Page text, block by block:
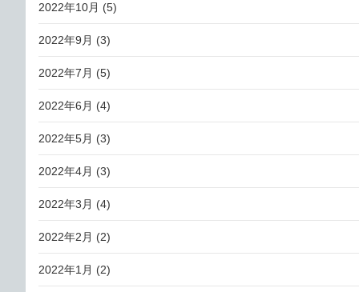
2022年10月 (5)
2022年9月 (3)
2022年7月 (5)
2022年6月 (4)
2022年5月 (3)
2022年4月 (3)
2022年3月 (4)
2022年2月 (2)
2022年1月 (2)